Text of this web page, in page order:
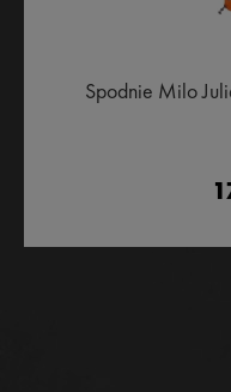
Spodnie Milo